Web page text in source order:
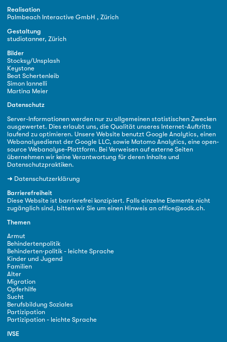
Realisation
Palmbeach Interactive GmbH , Zürich
Gestaltung
studiotanner, Zürich
Bilder
Stocksy/Unsplash
Keystone
Beat Schertenleib
Simon Iannelli
Martina Meier
Datenschutz
Server-Informationen werden nur zu allgemeinen statistischen Zwecken
ausgewertet. Dies erlaubt uns, die Qualität unseres Internet-Auftritts
laufend zu optimieren. Unsere Website benutzt Google Analytics, einen
Webanalysedienst der Google LLC, sowie Matomo Analytics, eine open-
source Webanalyse-Plattform. Bei Verweisen auf externe Seiten
übernehmen wir keine Verantwortung für deren Inhalte und
Datenschutzpraktiken.
➜ Datenschutzerklärung
Barrierefreiheit
Diese Website ist barrierefrei konzipiert. Falls einzelne Elemente nicht
zugänglich sind, bitten wir Sie um einen Hinweis an office@sodk.ch.
Themen
Armut
Behindertenpolitik
Behinderten·politik - leichte Sprache
Kinder und Jugend
Familien
Alter
Migration
Opferhilfe
Sucht
Berufsbildung Soziales
Partizipation
Partizipation - leichte Sprache
IVSE